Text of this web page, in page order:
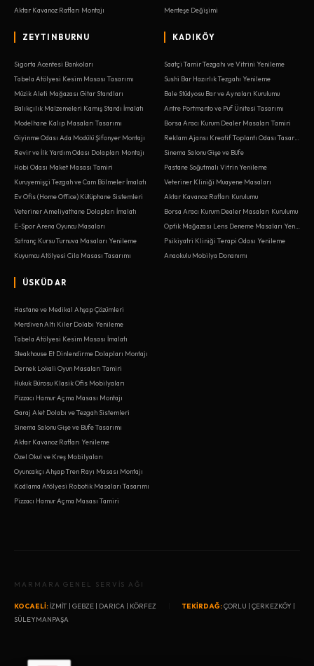
Aktar Kavanoz Rafları Montajı
Menteşe Değişimi
ZEYTINBURNU
Sigorta Acentesi Bankoları
Tabela Atölyesi Kesim Masası Tasarımı
Müzik Aleti Mağazası Gitar Standları
Balıkçılık Malzemeleri Kamış Standı İmalatı
Modelhane Kalıp Masaları Tasarımı
Giyinme Odası Ada Modülü Şifonyer Montajı
Revir ve İlk Yardım Odası Dolapları Montajı
Hobi Odası Maket Masası Tamiri
Kuruyemişçi Tezgah ve Cam Bölmeler İmalatı
Ev Ofis (Home Office) Kütüphane Sistemleri
Veteriner Ameliyathane Dolapları İmalatı
E-Spor Arena Oyuncu Masaları
Satranç Kursu Turnuva Masaları Yenileme
Kuyumcu Atölyesi Cila Masası Tasarımı
KADIKÖY
Saatçi Tamir Tezgahı ve Vitrini Yenileme
Sushi Bar Hazırlık Tezgahı Yenileme
Bale Stüdyosu Bar ve Aynaları Kurulumu
Antre Portmanto ve Puf Ünitesi Tasarımı
Borsa Aracı Kurum Dealer Masaları Tamiri
Sinema Salonu Gişe ve Büfe
Pastane Soğutmalı Vitrin Yenileme
Veteriner Kliniği Muayene Masaları
Aktar Kavanoz Rafları Kurulumu
Borsa Aracı Kurum Dealer Masaları Kurulumu
Psikiyatri Kliniği Terapi Odası Yenileme
Anaokulu Mobilya Donanımı
ÜSKÜDAR
Hastane ve Medikal Ahşap Çözümleri
Merdiven Altı Kiler Dolabı Yenileme
Tabela Atölyesi Kesim Masası İmalatı
Steakhouse Et Dinlendirme Dolapları Montajı
Dernek Lokali Oyun Masaları Tamiri
Hukuk Bürosu Klasik Ofis Mobilyaları
Pizzacı Hamur Açma Masası Montajı
Garaj Alet Dolabı ve Tezgah Sistemleri
Sinema Salonu Gişe ve Büfe Tasarımı
Aktar Kavanoz Rafları Yenileme
Özel Okul ve Kreş Mobilyaları
Oyuncakçı Ahşap Tren Rayı Masası Montajı
Kodlama Atölyesi Robotik Masaları Tasarımı
Pizzacı Hamur Açma Masası Tamiri
MARMARA GENEL SERVİS AĞI
KOCAELİ: İZMİT | GEBZE | DARICA | KÖRFEZ TEKİRDAĞ:ÇORLU | ÇERKEZKÖY |
SÜLEYMANPAŞA